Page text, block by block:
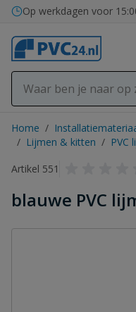
Ga naar de inhoud
Op werkdagen voor
Home /
/ Lijmen & kitten / PVC
Artikel 551
blauwe PVC